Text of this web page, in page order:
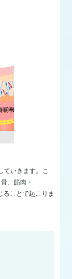
ていきます。こ
、筋肉・
ことで起こりま